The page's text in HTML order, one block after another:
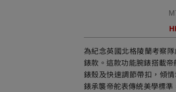
為紀念英國北格陵蘭考察
錶款。這款功能腕錶搭載
錶殼及快速調節帶扣，傾
錶承襲帝舵表傳統美學標